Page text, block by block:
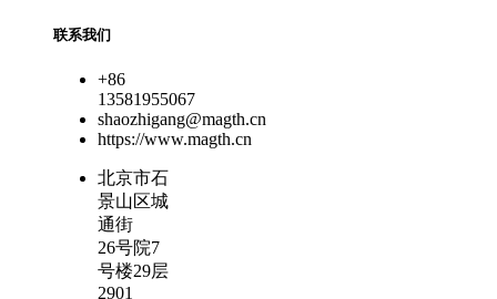
联系我们
+86
13581955067
shaozhigang@magth.cn
https://www.magth.cn
北京市石
景山区城
通街
26号院7
号楼29层
2901